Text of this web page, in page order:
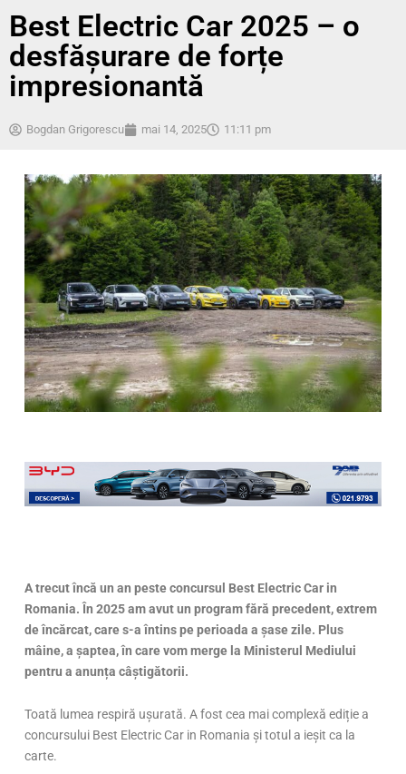
Best Electric Car 2025 – o
desfășurare de forțe
impresionantă
Bogdan Grigorescu mai 14, 2025 11:11 pm
A trecut încă un an peste concursul Best Electric Car in
Romania. În 2025 am avut un program fără precedent, extrem
de încărcat, care s-a întins pe perioada a șase zile. Plus
mâine, a șaptea, în care vom merge la Ministerul Mediului
pentru a anunța câștigătorii.
Toată lumea respiră ușurată. A fost cea mai complexă ediție a
concursului Best Electric Car in Romania și totul a ieșit ca la
carte.